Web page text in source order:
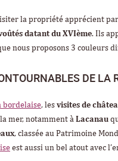
la propriété apprécient
datant du XVIème. Ils
nous proposons 3 couleurs
DE LA
bordelaise, les visites de
mer, notamment à Lacanau
, classée au Patrimoine
est aussi un bel atout avec